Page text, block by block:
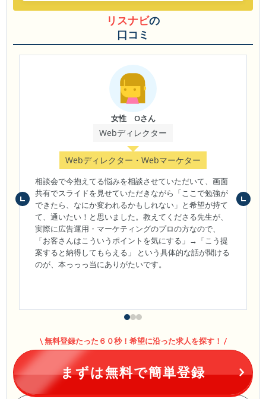
リスナビの
口コミ
女性 Oさん
Webディレクター
Webディレクター・Webマーケター
相談会で今抱えてる悩みを相談させていただいて、画面
共有でスライドを見せていただきながら「ここで勉強が
できたら、なにか変われるかもしれない」と希望が持て
て、通いたい！と思いました。教えてくださる先生が、
実際に広告運用・マーケティングのプロの方なので、
「お客さんはこういうポイントを気にする」→「こう提
案すると納得してもらえる」 という具体的な話が聞ける
のが、本っっっ当にありがたいです。
無料登録たった６０秒！希望に沿った求人を探す！
まずは無料で簡単登録